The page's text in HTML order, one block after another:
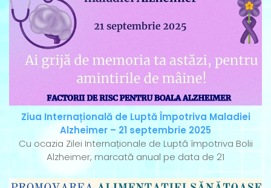
Ziua Internațională de Luptă Împotriva Maladiei
Alzheimer – 21 septembrie 2025
Cu ocazia Zilei Internaționale de Luptă împotriva Bolii
Alzheimer, marcată anual pe data de 21